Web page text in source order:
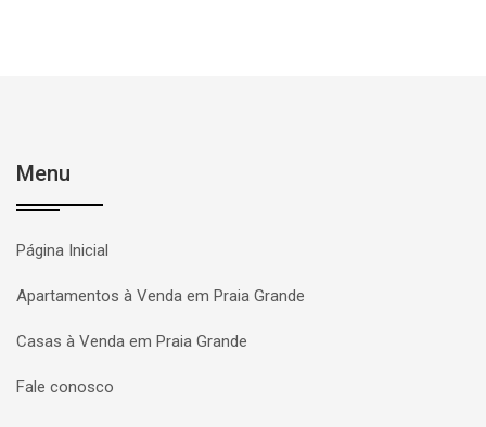
Menu
Página Inicial
Apartamentos à Venda em Praia Grande
Casas à Venda em Praia Grande
Fale conosco